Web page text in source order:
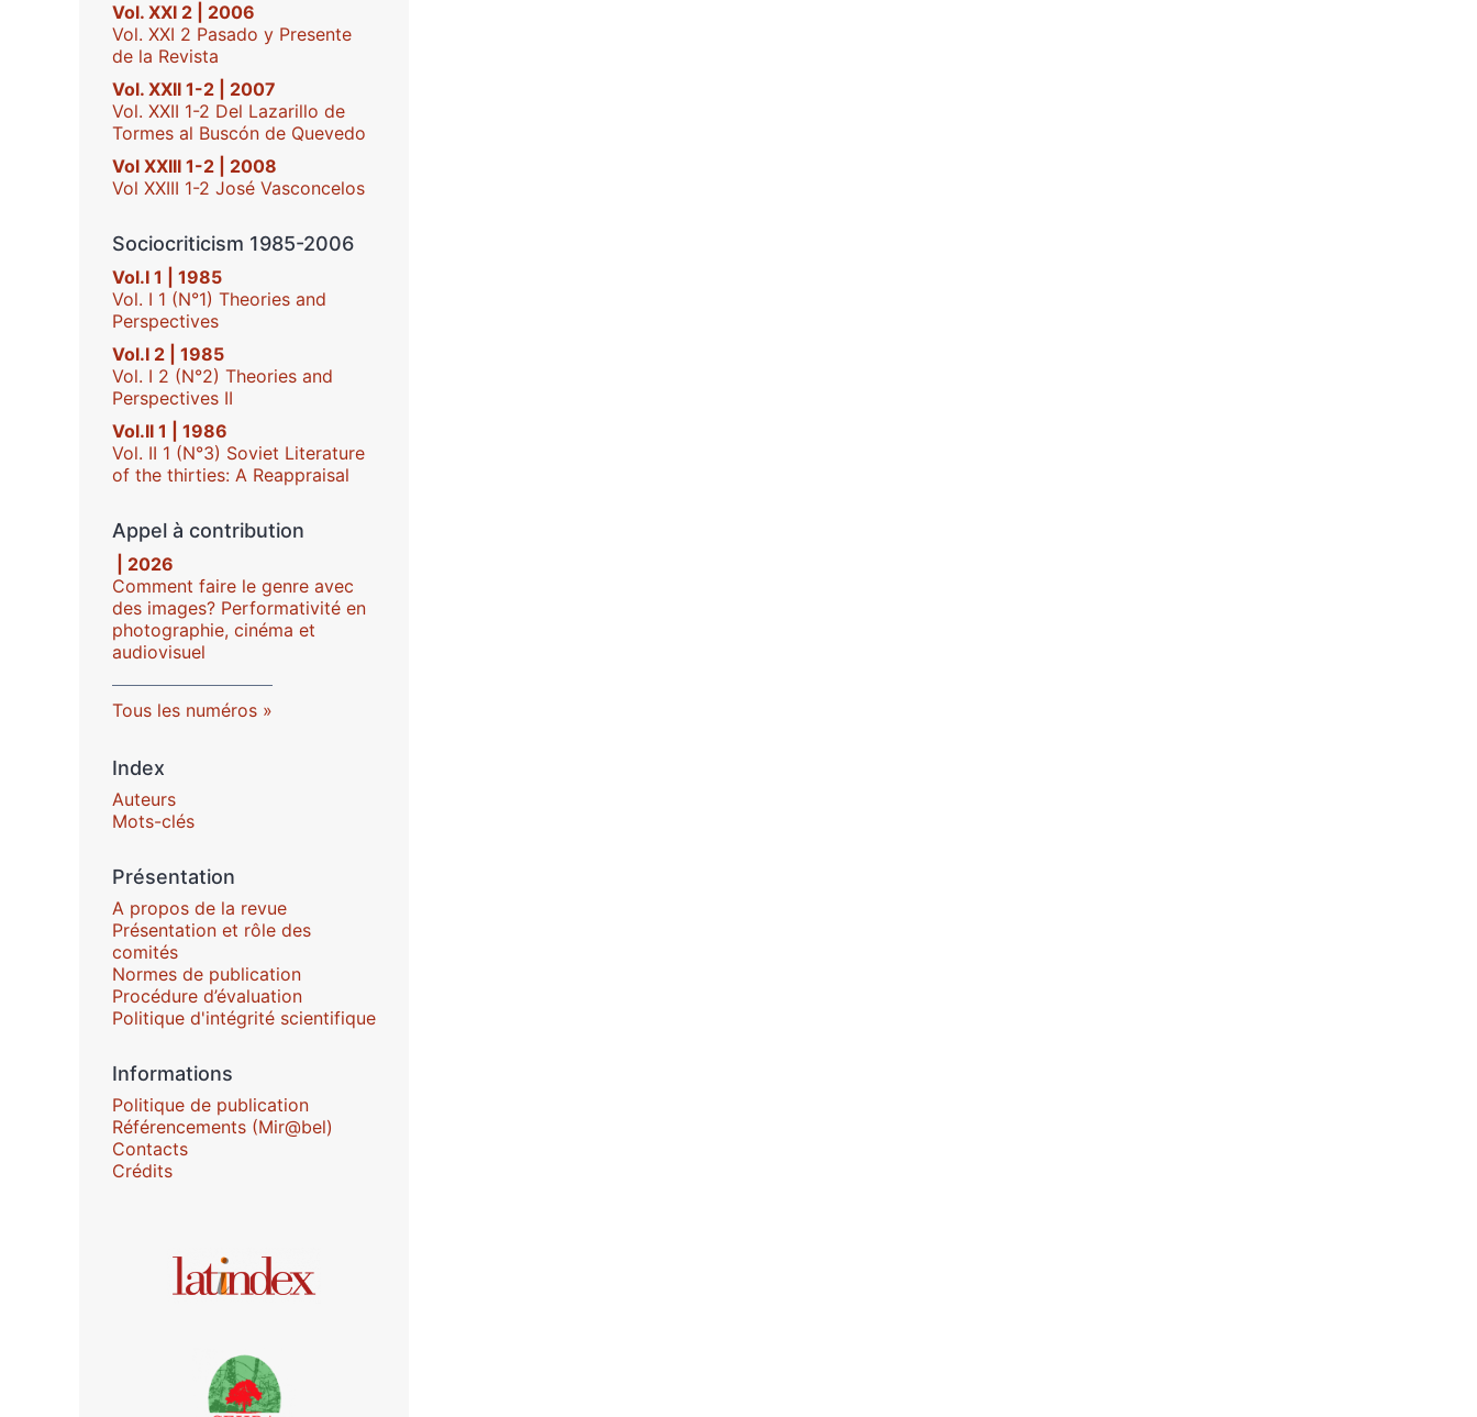
Vol. XXI 2 | 2006
Vol. XXI 2 Pasado y Presente
de la Revista
Vol. XXII 1-2 | 2007
Vol. XXII 1-2 Del Lazarillo de
Tormes al Buscón de Quevedo
Vol XXIII 1-2 | 2008
Vol XXIII 1-2 José Vasconcelos
Sociocriticism 1985-2006
Vol.I 1 | 1985
Vol. I 1 (N°1) Theories and
Perspectives
Vol.I 2 | 1985
Vol. I 2 (N°2) Theories and
Perspectives II
Vol.II 1 | 1986
Vol. II 1 (N°3) Soviet Literature
of the thirties: A Reappraisal
Appel à contribution
| 2026
Comment faire le genre avec
des images? Performativité en
photographie, cinéma et
audiovisuel
Tous les numéros
Index
Auteurs
Mots-clés
Présentation
A propos de la revue
Présentation et rôle des
comités
Normes de publication
Procédure d’évaluation
Politique d'intégrité scientifique
Informations
Politique de publication
Référencements (Mir@bel)
Contacts
Crédits
Affiliations/partenaires